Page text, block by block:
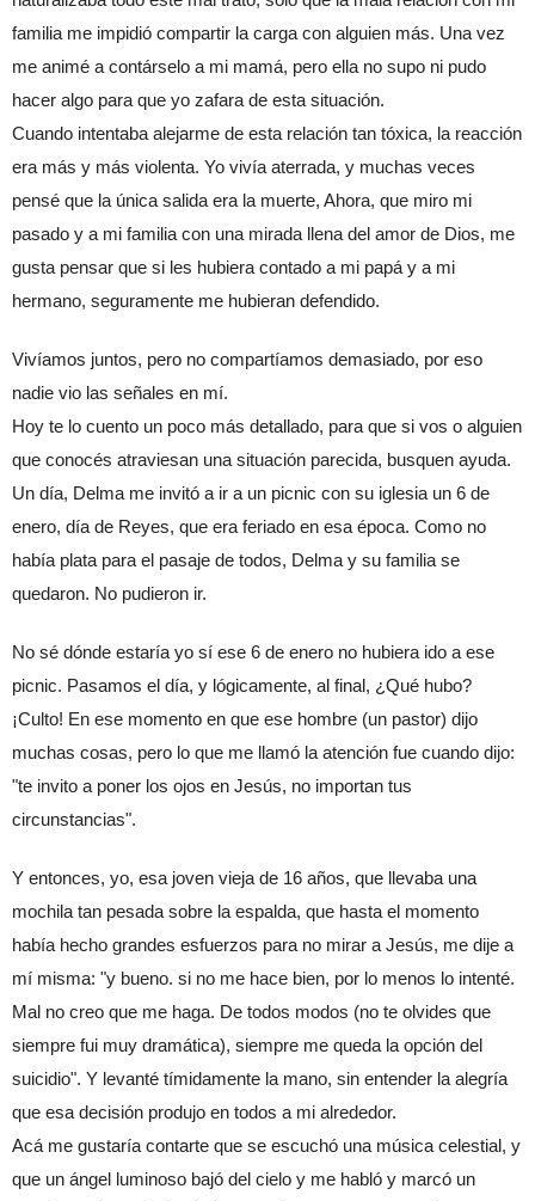
familia me impidió compartir la carga con alguien más. Una vez
me animé a contárselo a mi mamá, pero ella no supo ni pudo
hacer algo para que yo zafara de esta situación.
Cuando intentaba alejarme de esta relación tan tóxica, la reacción
era más y más violenta. Yo vivía aterrada, y muchas veces
pensé que la única salida era la muerte, Ahora, que miro mi
pasado y a mi familia con una mirada llena del amor de Dios, me
gusta pensar que si les hubiera contado a mi papá y a mi
hermano, seguramente me hubieran defendido.
Vivíamos juntos, pero no compartíamos demasiado, por eso
nadie vio las señales en mí.
Hoy te lo cuento un poco más detallado, para que si vos o alguien
que conocés atraviesan una situación parecida, busquen ayuda.
Un día, Delma me invitó a ir a un picnic con su iglesia un 6 de
enero, día de Reyes, que era feriado en esa época. Como no
había plata para el pasaje de todos, Delma y su familia se
quedaron. No pudieron ir.
No sé dónde estaría yo sí ese 6 de enero no hubiera ido a ese
picnic. Pasamos el día, y lógicamente, al final, ¿Qué hubo?
¡Culto! En ese momento en que ese hombre (un pastor) dijo
muchas cosas, pero lo que me llamó la atención fue cuando dijo:
"te invito a poner los ojos en Jesús, no importan tus
circunstancias".
Y entonces, yo, esa joven vieja de 16 años, que llevaba una
mochila tan pesada sobre la espalda, que hasta el momento
había hecho grandes esfuerzos para no mirar a Jesús, me dije a
mí misma: "y bueno. si no me hace bien, por lo menos lo intenté.
Mal no creo que me haga. De todos modos (no te olvides que
siempre fui muy dramática), siempre me queda la opción del
suicidio". Y levanté tímidamente la mano, sin entender la alegría
que esa decisión produjo en todos a mi alrededor.
Acá me gustaría contarte que se escuchó una música celestial, y
que un ángel luminoso bajó del cielo y me habló y marcó un